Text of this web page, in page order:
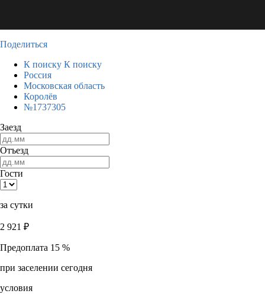
Поделиться
К поиску К поиску
Россия
Московская область
Королёв
№1737305
Заезд
Отъезд
Гости
за сутки
2 921 ₽
Предоплата 15 %
при заселении сегодня
условия